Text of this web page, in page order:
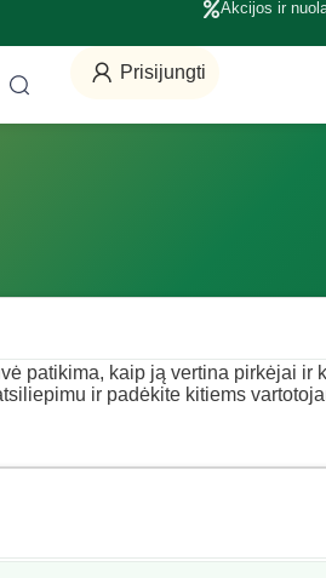
Akcijos ir
Prisijungti
patikima, kaip ją vertina pirkėjai ir
ir padėkite kitiems